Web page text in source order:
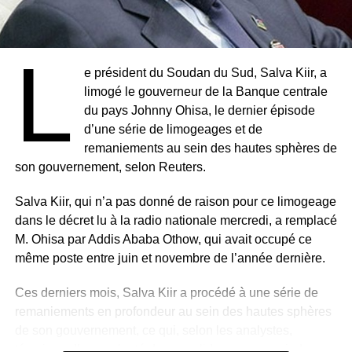
L
e président du Soudan du Sud, Salva Kiir, a
limogé le gouverneur de la Banque centrale
du pays Johnny Ohisa, le dernier épisode
d’une série de limogeages et de
remaniements au sein des hautes sphères de
son gouvernement, selon Reuters.
Salva Kiir, qui n’a pas donné de raison pour ce limogeage
dans le décret lu à la radio nationale mercredi, a remplacé
M. Ohisa par Addis Ababa Othow, qui avait occupé ce
même poste entre juin et novembre de l’année dernière.
Ces derniers mois, Salva Kiir a procédé à une série de
remaniements en profondeur au sein des hautes sphères
témoigne d’une volonté de consolider son pouvoir dans